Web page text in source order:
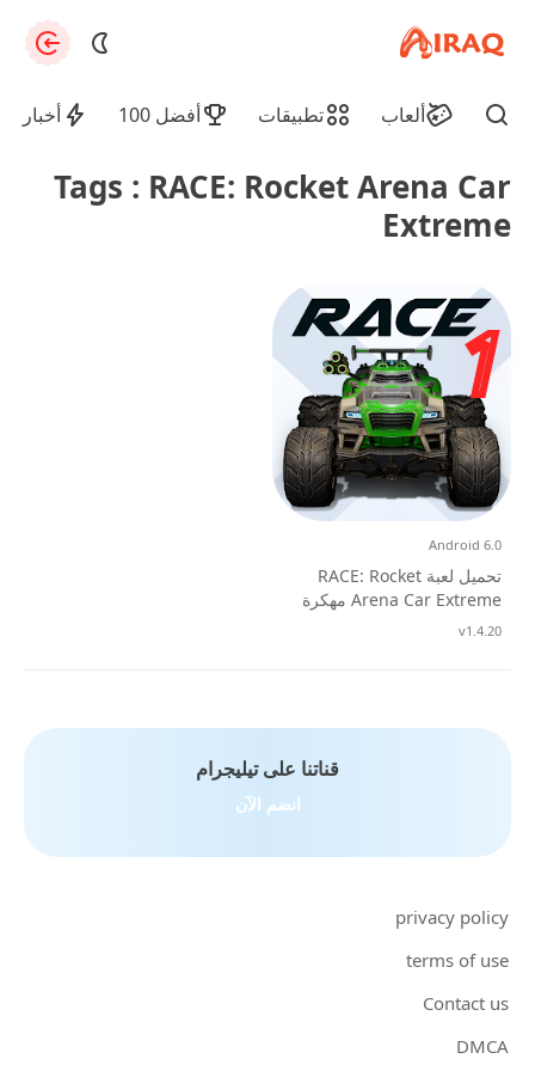
apkiraq.com
ألعاب تطبيقات أفضل 100 أخبار Find
Tags : RACE: Rocket Arena Car
Extreme
تحميل لعبة RACE: Rocket
Arena Car Extreme مهكرة
apk للاندرويد
Android 6.0
v1.4.20
قناتنا على تيليجرام
انضم الآن
privacy policy
terms of use
Contact us
DMCA